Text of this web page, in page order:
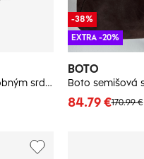
Desigual kabelka s ozdobným srdcom
BOTO
170.99 €
84.79 €
-38%
EXTRA -20%